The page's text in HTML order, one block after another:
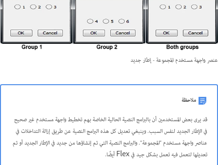
عنصر واجهة مستخدم المجموعة - إطار جديد
ملاحظة
قد يرى بعض المستخدمين أن بالبرامج النصية الحالية الخاصة بهم تخطيط واجهة مستخدم غير صحيح
في الإطار الجديد لنفس السبب. وينبغي تعديل كل هذه البرامج النصية عن طريق إزالة التداخلات في
عناصر واجهة مستخدم "المجموعة". والبرامج النصية التي تم إنشاؤها من جديد في الإطار الجديد أو تم
تعديلها لتعمل فيه تعمل بشكل جيد في Flex أيضًا.